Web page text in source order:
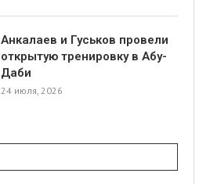
Анкалаев и Гуськов провели
открытую тренировку в Абу-
Даби
24 июля, 2026